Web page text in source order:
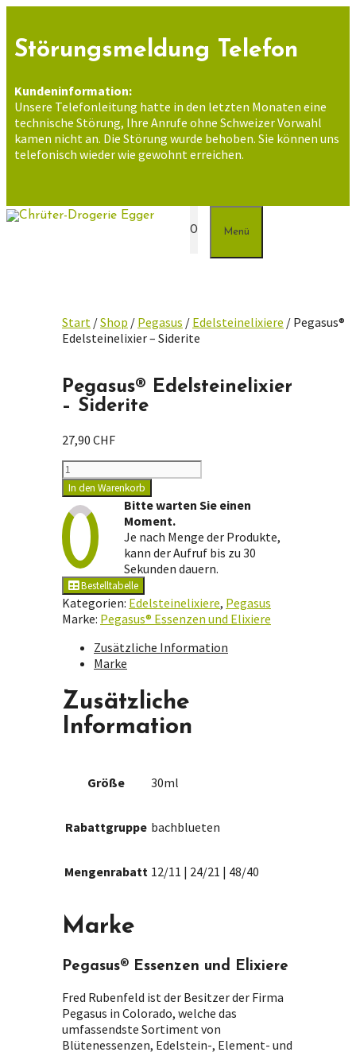
springen
Störungsmeldung Telefon
Kundeninformation:
Unsere Telefonleitung hatte in den letzten Monaten eine
technische Störung, Ihre Anrufe ohne Schweizer Vorwahl
kamen nicht an. Die Störung wurde behoben. Sie können uns
telefonisch wieder wie gewohnt erreichen.
0 Menü
Start /Shop / Pegasus / Edelsteinelixiere / Pegasus®
Edelsteinelixier – Siderite
Pegasus® Edelsteinelixier
– Siderite
27,90 CHF
Pegasus®
Edelsteinelixier
-
Siderite
Menge
In den Warenkorb
Bitte warten Sie einen
Moment.
Je nach Menge der Produkte,
kann der Aufruf bis zu 30
Sekunden dauern.
Bestelltabelle
Kategorien: Edelsteinelixiere, Pegasus
Marke: Pegasus® Essenzen und Elixiere
Zusätzliche Information
Marke
Zusätzliche
Information
Größe 30ml
Rabattgruppe bachblueten
Mengenrabatt 12/11 | 24/21 | 48/40
Marke
Pegasus® Essenzen und Elixiere
Fred Rubenfeld ist der Besitzer der Firma
Pegasus in Colorado, welche das
umfassendste Sortiment von
Blütenessenzen, Edelstein-, Element- und